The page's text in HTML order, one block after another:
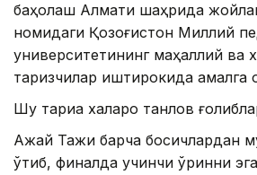
баҳолаш Алмати шаҳрида
номидаги Қозоғистон Миллий
университетининг маҳаллий ва
тақризчилар иштирокида
Шу тариқа халқаро танлов
Ақжайқ Тажи барча босқичлардан
ўтиб, финалда учинчи ўринни